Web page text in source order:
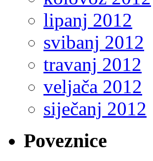
lipanj 2012
svibanj 2012
travanj 2012
veljača 2012
siječanj 2012
Poveznice